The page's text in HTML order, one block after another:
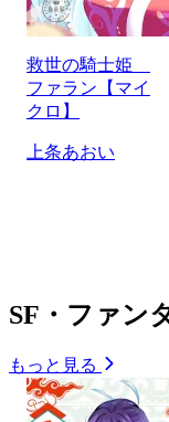
救世の騎士姫
ファラン【マイ
クロ】
上条あおい
SF・ファン
もっと見る